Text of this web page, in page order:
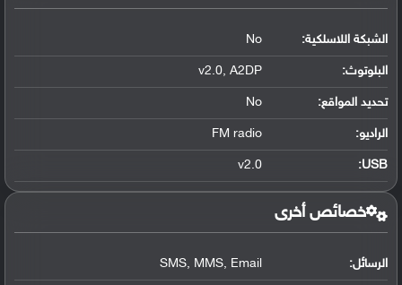
الشبكة اللاسلكية: No
البلوتوث:
v2.0, A2DP
تحديد المواقع:
No
الراديو: FM radio
USB
:
v2.0
خصائص أخرى
الرسائل: SMS, MMS, Email